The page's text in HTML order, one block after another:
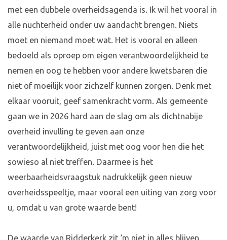
met een dubbele overheidsagenda is. Ik wil het vooral in
alle nuchterheid onder uw aandacht brengen. Niets
moet en niemand moet wat. Het is vooral en alleen
bedoeld als oproep om eigen verantwoordelijkheid te
nemen en oog te hebben voor andere kwetsbaren die
niet of moeilijk voor zichzelf kunnen zorgen. Denk met
elkaar vooruit, geef samenkracht vorm. Als gemeente
gaan we in 2026 hard aan de slag om als dichtnabije
overheid invulling te geven aan onze
verantwoordelijkheid, juist met oog voor hen die het
sowieso al niet treffen. Daarmee is het
weerbaarheidsvraagstuk nadrukkelijk geen nieuw
overheidsspeeltje, maar vooral een uiting van zorg voor
u, omdat u van grote waarde bent!
De waarde van Ridderkerk zit ‘m niet in alles blijven